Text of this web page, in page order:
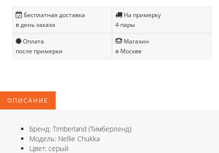
Бесплатная доставка
в день заказа
На примерку
4 пары
Оплата
после примерки
Магазин
в Москве
ОПИСАНИЕ
Бренд: Timberland (Тимберленд)
Модель: Nellie Chukka
Цвет: серый